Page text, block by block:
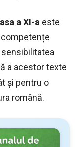
a XI-a este
a acestor texte
și pentru o
română.